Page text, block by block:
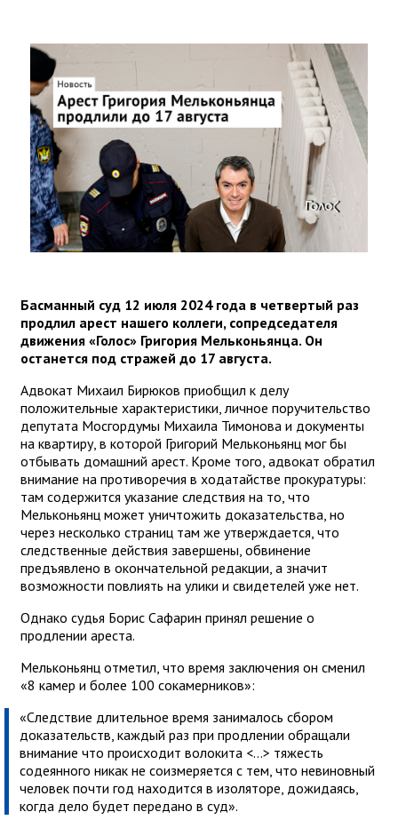
Басманный суд 12 июля 2024 года в четвертый раз
продлил арест нашего коллеги, сопредседателя
движения «Голос» Григория Мельконьянца. Он
останется под стражей до 17 августа.
Адвокат Михаил Бирюков приобщил к делу
положительные характеристики, личное поручительство
депутата Мосгордумы Михаила Тимонова и документы
на квартиру, в которой Григорий Мельконьянц мог бы
отбывать домашний арест. Кроме того, адвокат обратил
внимание на противоречия в ходатайстве прокуратуры:
там содержится указание следствия на то, что
Мельконьянц может уничтожить доказательства, но
через несколько страниц там же утверждается, что
следственные действия завершены, обвинение
предъявлено в окончательной редакции, а значит
возможности повлиять на улики и свидетелей уже нет.
Однако судья Борис Сафарин принял решение о
продлении ареста.
Мельконьянц отметил, что время заключения он сменил
«8 камер и более 100 сокамерников»:
«Следствие длительное время занималось сбором
доказательств, каждый раз при продлении обращали
внимание что происходит волокита <...> тяжесть
содеянного никак не соизмеряется с тем, что невиновный
человек почти год находится в изоляторе, дожидаясь,
когда дело будет передано в суд».